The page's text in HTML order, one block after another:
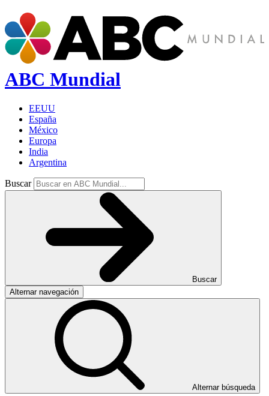
ABC Mundial
EEUU
España
México
Europa
India
Argentina
Buscar
Buscar
Alternar navegación
Alternar búsqueda